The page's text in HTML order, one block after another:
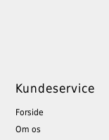
Kundeservice
Forside
Om os